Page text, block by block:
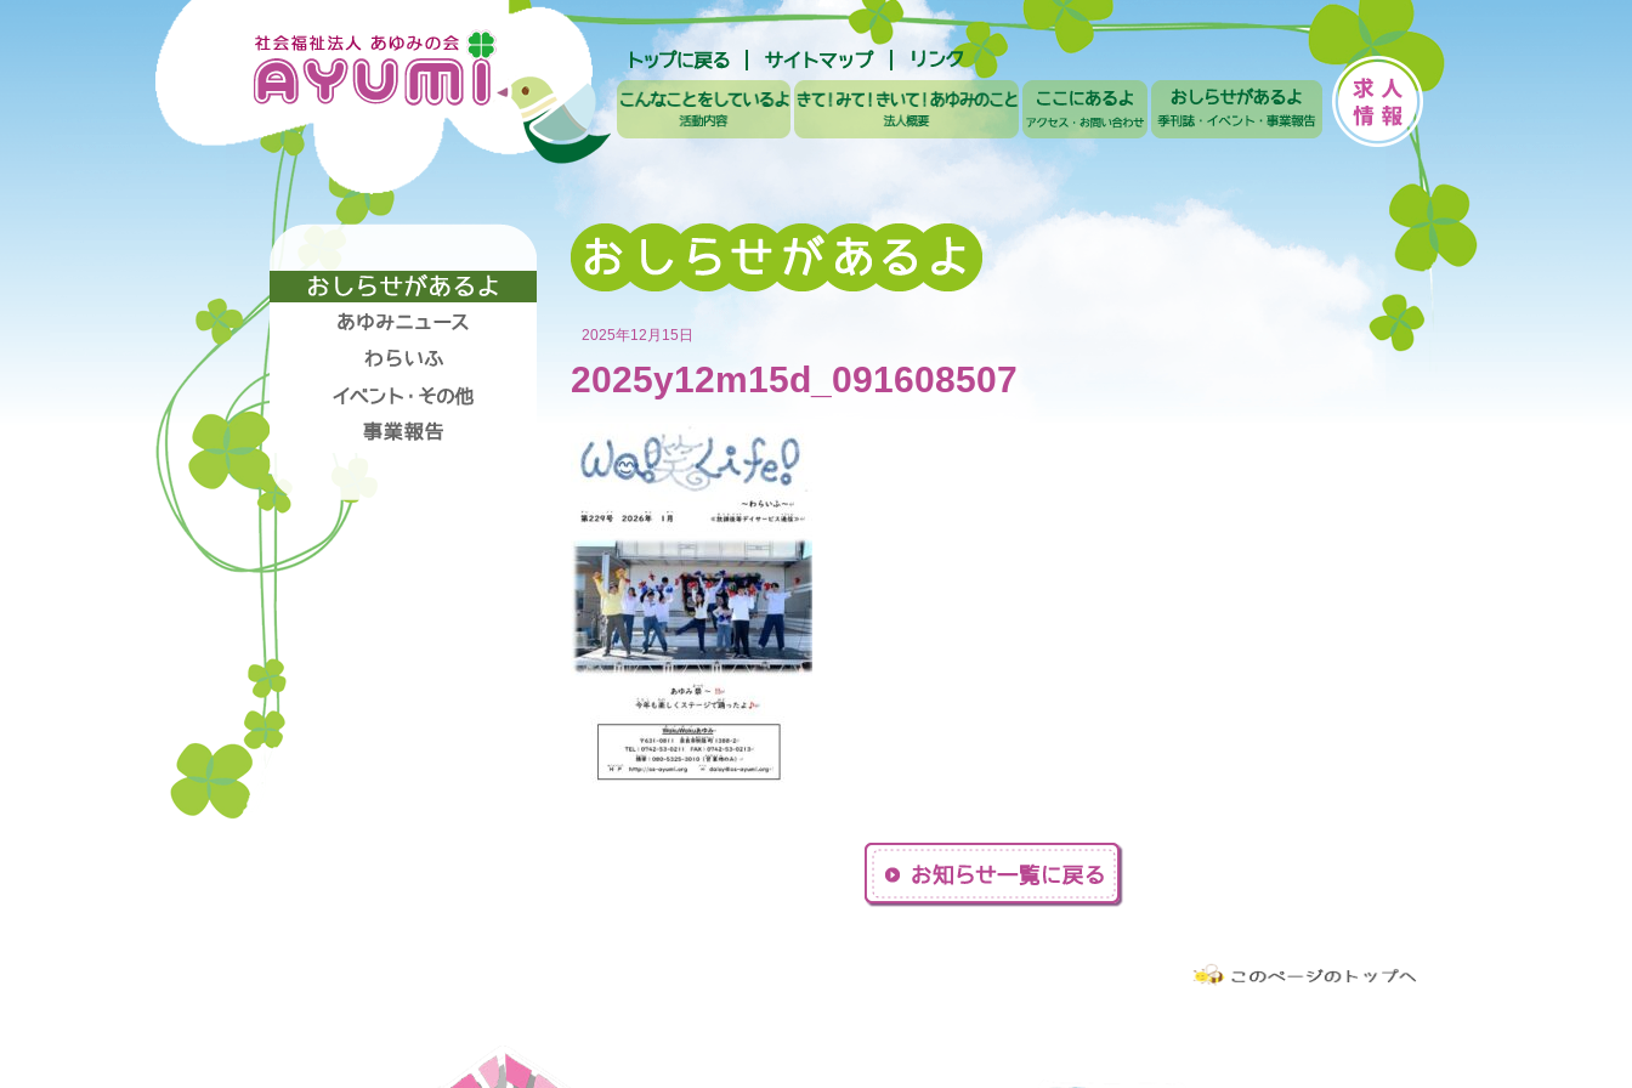
2025年12月15日
2025y12m15d_091608507